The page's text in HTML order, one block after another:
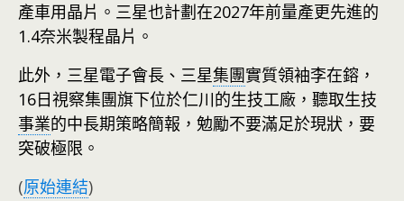
產車用晶片。三星也計劃在2027年前量產更先進的
1.4奈米製程晶片。
此外，三星電子會長、三星集團實質領袖李在鎔，
16日視察集團旗下位於仁川的生技工廠，聽取生技
事業的中長期策略簡報，勉勵不要滿足於現狀，要
突破極限。
(原始連結)